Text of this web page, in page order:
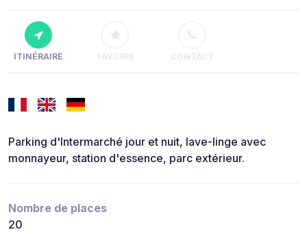
ITINÉRAIRE FAVORIS CONTACT
Parking d'Intermarché jour et nuit, lave-linge avec
monnayeur, station d'essence, parc extérieur.
Nombre de places
20